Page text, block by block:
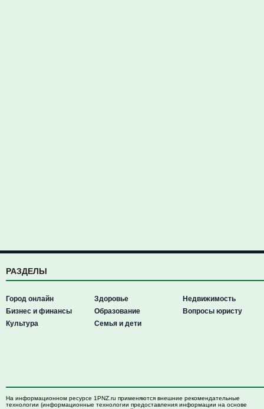
РАЗДЕЛЫ
Город онлайн
Бизнес и финансы
Культура
Здоровье
Образование
Семья и дети
Недвижимость
Вопросы юристу
На информационном ресурсе 1PNZ.ru применяются внешние рекомендательные
технологии (информационные технологии предоставления информации на основе